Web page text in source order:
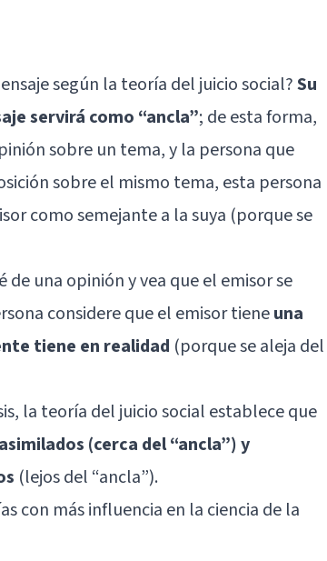
según la teoría del juicio social?Su
servirá como “ancla”; de esta forma,
sobre un tema, y la persona que
sobre el mismo tema, esta persona
como semejante a la suya (porque se
una opinión y vea que el emisor se
considere que el emisor tieneuna
tiene en realidad (porque se aleja del
la teoría del juicio social establece que
(cerca del “ancla”) y
(lejos del “ancla”).
con más influencia en la ciencia de la